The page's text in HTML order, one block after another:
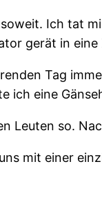
Ich tat
gerät in
Tag
ich eine
Leuten so.
mit einer